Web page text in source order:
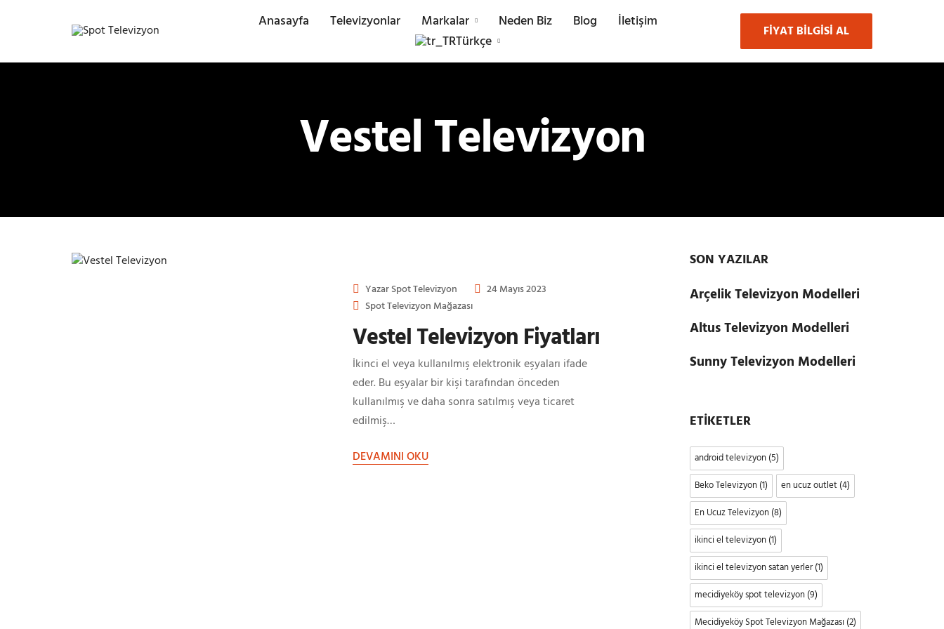
Anasayfa Televizyonlar Markalar Neden Biz Blog
İletişim
Türkçe
FIYAT BILGISI AL
Vestel Televizyon
YazarSpot Televizyon
24 Mayıs 2023
Spot Televizyon Mağazası
Vestel Televizyon Fiyatları
İkinci el veya kullanılmış elektronik eşyaları ifade
eder. Bu eşyalar bir kişi tarafından önceden
kullanılmış ve daha sonra satılmış veya ticaret
edilmiş…
DEVAMINI OKU
SON YAZILAR
Arçelik Televizyon Modelleri
Altus Televizyon Modelleri
Sunny Televizyon Modelleri
ETIKETLER
android televizyon(5)
Beko Televizyon(1) en ucuz outlet(4)
En Ucuz Televizyon(8)
ikinci el televizyon(1)
ikinci el televizyon satan yerler(1)
mecidiyeköy spot televizyon(9)
Mecidiyeköy Spot Televizyon Mağazası (2)